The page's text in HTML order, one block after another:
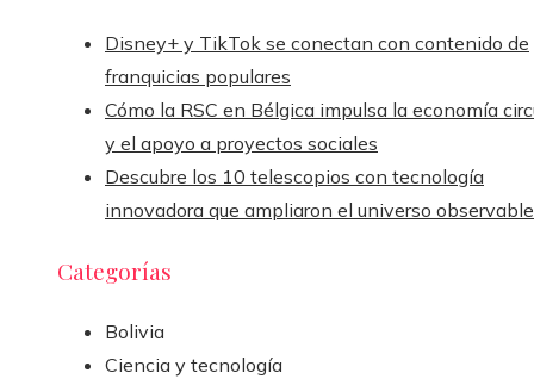
Disney+ y TikTok se conectan con contenido de
franquicias populares
Cómo la RSC en Bélgica impulsa la economía
y el apoyo a proyectos sociales
Descubre los 10 telescopios con tecnología
innovadora que ampliaron el universo observable
Categorías
Bolivia
Ciencia y tecnología